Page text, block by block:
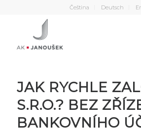
Čeština Deutsch
JAK RYCHLE
S.R.O.? BEZ
BANKOVNÍHO